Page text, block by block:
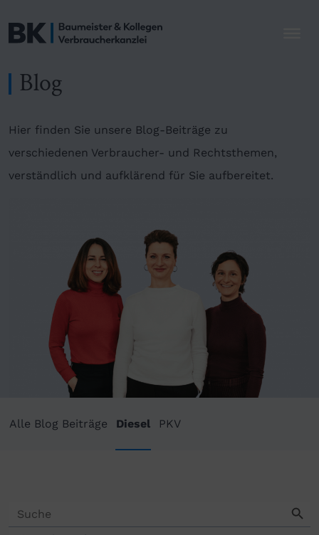
Blog
Hier finden Sie unsere Blog-Beiträge zu
verschiedenen Verbraucher- und Rechtsthemen,
verständlich und aufklärend für Sie aufbereitet.
Alle Blog Beiträge Diesel PKV
for: